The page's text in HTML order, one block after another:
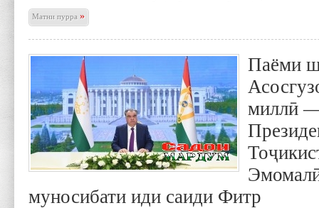
Матни пурра»
Паёми
миллӣ
муносибати иди саиди Фитр